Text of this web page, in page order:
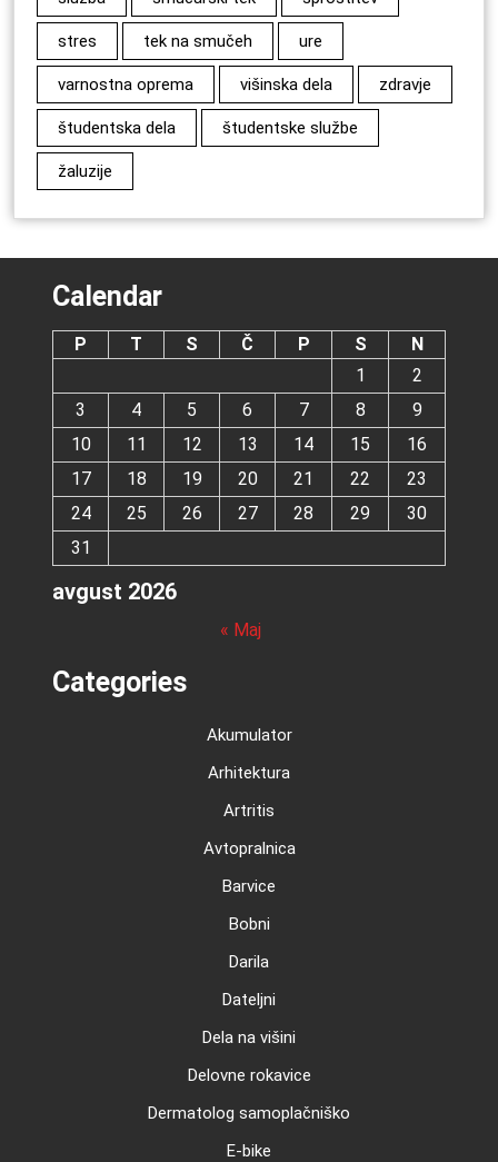
stres tek na smučeh ure
varnostna oprema višinska dela zdravje
študentska dela študentske službe
žaluzije
Calendar
avgust 2026
P T S Č P S
N
1
2
3
4 5 6 7 8
9
10
11 12 13 14 15
16
17
18 19 20 21 22
23
24
25 26 27 28 29
30
31
« Maj
Categories
Akumulator
Arhitektura
Artritis
Avtopralnica
Barvice
Bobni
Darila
Dateljni
Dela na višini
Delovne rokavice
Dermatolog samoplačniško
E-bike